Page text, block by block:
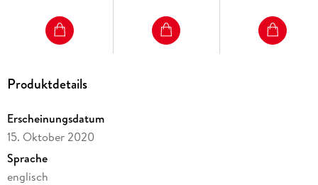
Produktdetails
Erscheinungsdatum
15. Oktober 2020
Sprache
englisch